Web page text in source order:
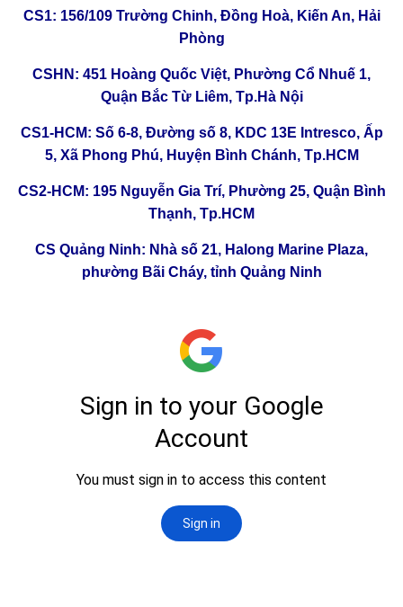
CS1: 156/109 Trường Chinh, Đồng Hoà, Kiến An, Hải
Phòng
CSHN: 451 Hoàng Quốc Việt, Phường Cổ Nhuế 1,
Quận Bắc Từ Liêm, Tp.Hà Nội
CS1-HCM: Số 6-8, Đường số 8, KDC 13E Intresco, Ấp
5, Xã Phong Phú, Huyện Bình Chánh, Tp.HCM
CS2-HCM: 195 Nguyễn Gia Trí, Phường 25, Quận Bình
Thạnh, Tp.HCM
CS Quảng Ninh: Nhà số 21, Halong Marine Plaza,
phường Bãi Cháy, tỉnh Quảng Ninh